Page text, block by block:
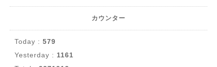
カウンター
Today : 579
Yesterday : 1161